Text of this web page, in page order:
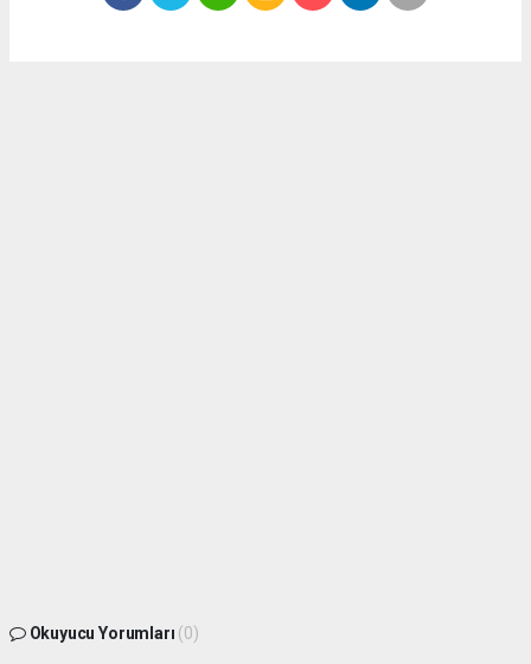
Okuyucu Yorumları (0)